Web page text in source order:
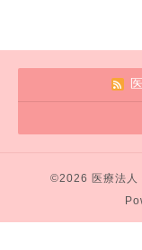
©2026 医療法